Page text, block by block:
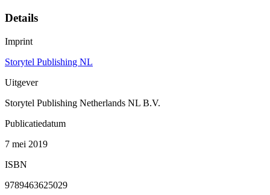
Details
Imprint
Storytel Publishing NL
Uitgever
Storytel Publishing Netherlands NL B.V.
Publicatiedatum
7 mei 2019
ISBN
9789463625029